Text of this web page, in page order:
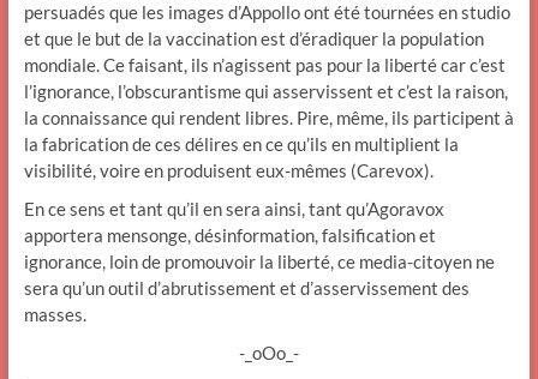
persuadés que les images d’Appollo ont été tournées en studio
et que le but de la vaccination est d’éradiquer la population
mondiale. Ce faisant, ils n’agissent pas pour la liberté car c’est
l’ignorance, l’obscurantisme qui asservissent et c’est la raison,
la connaissance qui rendent libres. Pire, même, ils participent à
la fabrication de ces délires en ce qu’ils en multiplient la
visibilité, voire en produisent eux-mêmes (Carevox).
En ce sens et tant qu’il en sera ainsi, tant qu’Agoravox
apportera mensonge, désinformation, falsification et
ignorance, loin de promouvoir la liberté, ce media-citoyen ne
sera qu’un outil d’abrutissement et d’asservissement des
masses.
-_oOo_-